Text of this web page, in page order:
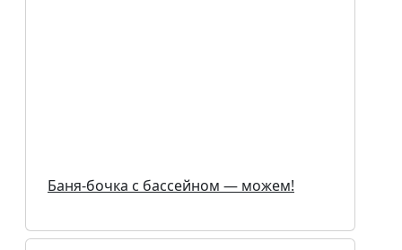
Баня-бочка с бассейном — можем!